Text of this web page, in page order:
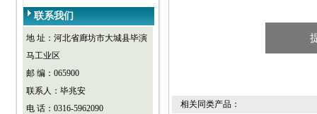
联系我们
地 址：河北省廊坊市大城县毕演
马工业区
邮 编：065900
联系人：毕兆安
电 话：0316-5962090
相关同类产品：